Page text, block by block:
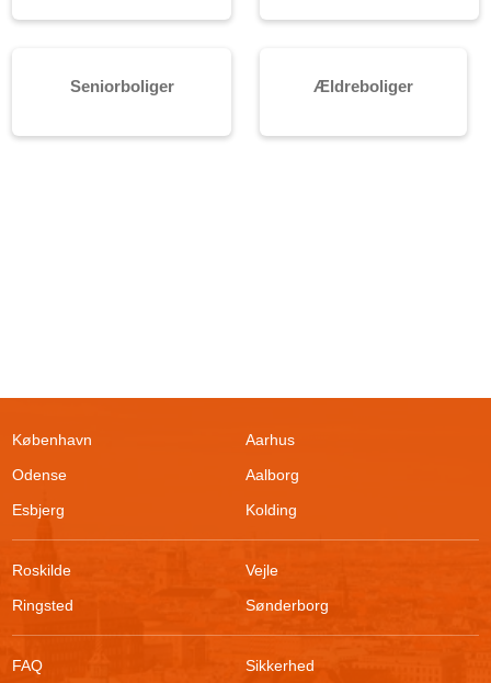
Seniorboliger Ældreboliger
FAQ
København
Aarhus
Odense
Aalborg
Esbjerg
Kolding
Roskilde
Vejle
Ringsted
Sønderborg
Sikkerhed